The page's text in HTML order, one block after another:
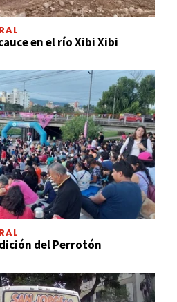
en el río Xibi Xibi
del Perrotón